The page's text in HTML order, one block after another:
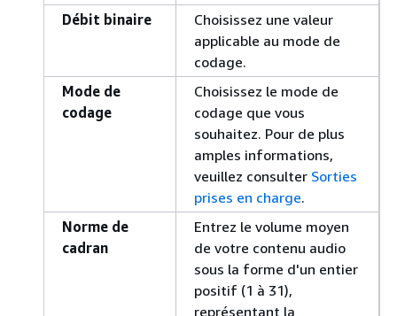
Débit binaire
Choisissez une valeur
applicable au mode de
codage.
Mode de
codage
Choisissez le mode de
codage que vous
souhaitez. Pour de plus
amples informations,
veuillez consulter Sorties
prises en charge.
Norme de
cadran
Entrez le volume moyen
de votre contenu audio
sous la forme d'un entier
positif (1 à 31),
représentant la